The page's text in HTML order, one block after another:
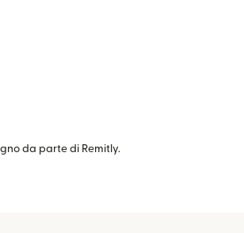
da parte di Remitly.